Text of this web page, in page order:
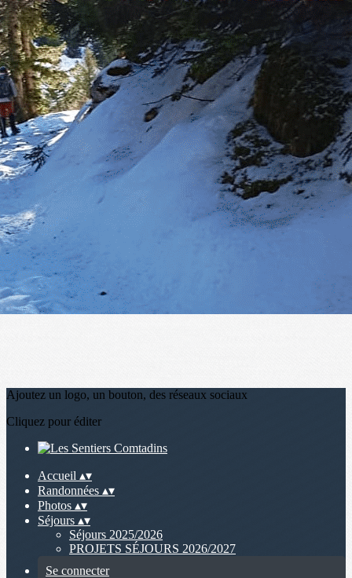
Menu
?>
Images de la page d'accueil
Cliquez pour éditer
Ajoutez un logo, un bouton, des réseaux sociaux
Cliquez pour éditer
Accueil ▴▾
Randonnées ▴▾
Photos ▴▾
Séjours ▴▾
Séjours 2025/2026
PROJETS SÉJOURS 2026/2027
Se connecter